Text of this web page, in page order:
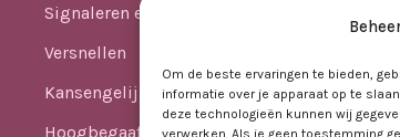
Om de beste ervaringen te bieden,
informatie over je apparaat op te
deze technologieën kunnen wij
verwerken. Als je geen toestemming
Signaleren en identificeren
Versnellen
Kansengelijkheid
Hoogbegaafdheid in het VO